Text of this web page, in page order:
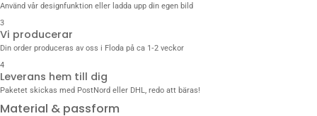
Använd vår designfunktion eller ladda upp din egen bild
3
Vi producerar
Din order produceras av oss i Floda på ca 1‑2 veckor
4
Leverans hem till dig
Paketet skickas med PostNord eller DHL, redo att bäras!
Material & passform